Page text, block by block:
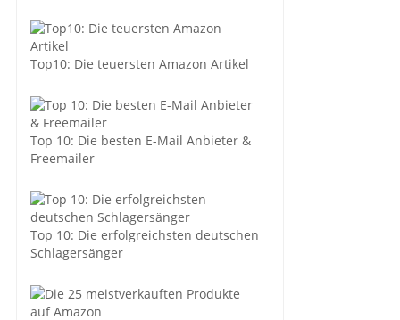
Top10: Die teuersten Amazon Artikel
Top 10: Die besten E-Mail Anbieter &
Freemailer
Top 10: Die erfolgreichsten deutschen
Schlagersänger